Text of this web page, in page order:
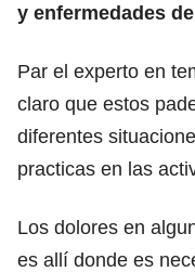
y enfermedades
Par el experto en
claro que estos
diferentes
practicas en las
Los dolores en
es allí donde es